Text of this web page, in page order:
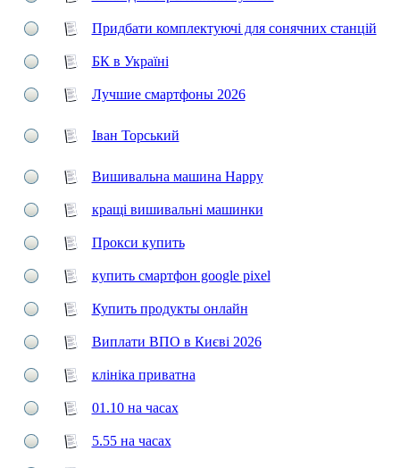
Придбати комплектуючі для сонячних станцій
БК в Україні
Лучшие смартфоны 2026
Іван Торський
Вишивальна машина Happy
кращі вишивальні машинки
Прокси купить
купить смартфон google pixel
Купить продукты онлайн
Виплати ВПО в Києві 2026
клініка приватна
01.10 на часах
5.55 на часах